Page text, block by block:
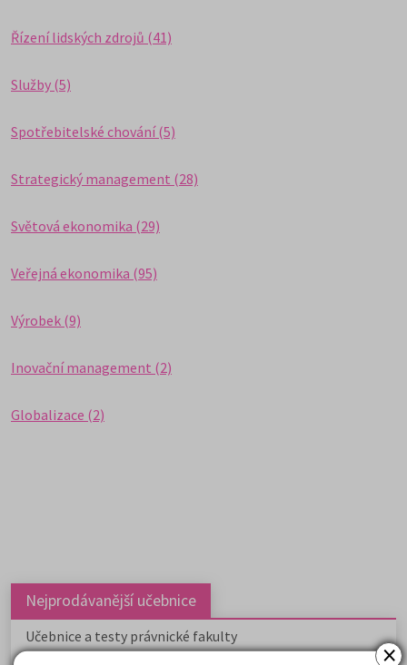
×
Řízení lidských zdrojů (41)
Služby (5)
Spotřebitelské chování (5)
Strategický management (28)
Světová ekonomika (29)
Veřejná ekonomika (95)
Výrobek (9)
Inovační management (2)
Globalizace (2)
Nejprodávanější učebnice
Učebnice a testy právnické fakulty